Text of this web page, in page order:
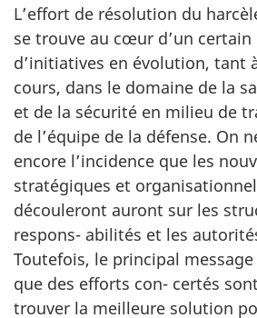
L’effort de résolution du
se trouve au cœur d’un
d’initiatives en évolution, tant
cours, dans le domaine de la
et de la sécurité en milieu de
de l’équipe de la défense. On
encore l’incidence que les
stratégiques et
découleront auront sur les
respons- abilités et les
Toutefois, le principal message
que des efforts con- certés
trouver la meilleure solution